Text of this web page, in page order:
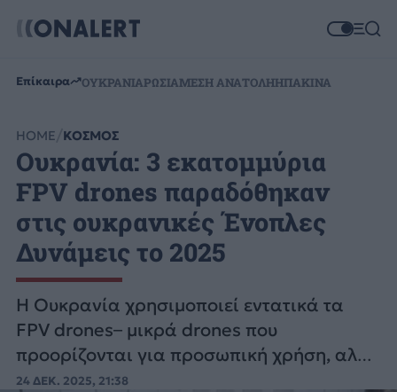
Επίκαιρα ΟΥΚΡΑΝΙΑΡΩΣΙΑΜΕΣΗ ΑΝΑΤΟΛΗΗΠΑΚΙΝΑ
HOME ΚΟΣΜΟΣ
Ουκρανία: 3 εκατομμύρια
FPV drones παραδόθηκαν
στις ουκρανικές Ένοπλες
Δυνάμεις το 2025
Η Ουκρανία χρησιμοποιεί εντατικά τα
FPV drones– μικρά drones που
προορίζονται για προσωπική χρήση, αλλά
έχουν τροποποιηθεί για το πεδίο της
24 ΔΕΚ. 2025, 21:38